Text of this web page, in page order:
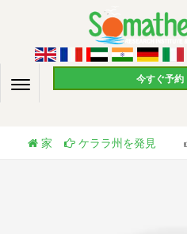
今すぐ予約
家 ケララ州を発見